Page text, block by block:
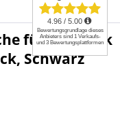
für Lexmark
Schwarz